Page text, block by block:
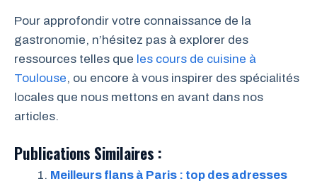
Pour approfondir votre connaissance de la
gastronomie, n’hésitez pas à explorer des
ressources telles que les cours de cuisine à
Toulouse, ou encore à vous inspirer des spécialités
locales que nous mettons en avant dans nos
articles.
Publications Similaires :
Meilleurs flans à Paris : top des adresses